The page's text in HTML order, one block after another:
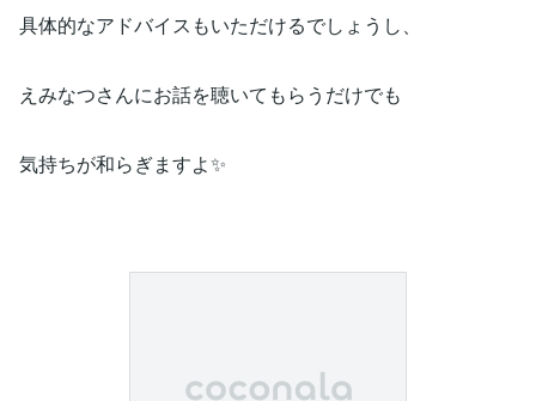
具体的なアドバイスもいただけるでしょうし、
えみなつさんにお話を聴いてもらうだけでも
気持ちが和らぎますよ✨